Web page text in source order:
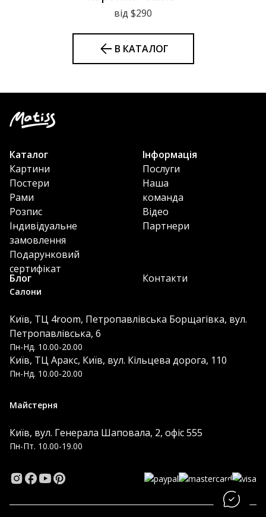
від $290
В КАТАЛОГ
Салони
Київ, ТЦ 4room, Петропавлівська Борщагівка, вул.
Петропавлівська, 6
Пн-Нд. 10.00-20.00
Київ, ТЦ Аракс, Київ, вул. Кільцева дорога, 110
Пн-Нд. 10.00-20.00
Майстерня
Київ, вул. Генерала Шаповала, 2, офіс 555
Пн-Пт. 10.00-19.00
Каталог
Картини
Постери
Рами
Розпис
Індивідуальне
замовлення
Подарунковий
сертифікат
Інформація
Послуги
Наша
команда
Відео
Партнери
Блог Контакти